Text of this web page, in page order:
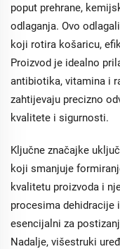
poput prehrane,
odlaganja. Ovo
koji rotira košaricu,
Proizvod je idealno
antibiotika, vitamina i
zahtijevaju precizno
kvalitete i sigurnosti.
Ključne značajke
koji smanjuje
kvalitetu proizvoda i
procesima
esencijalni za
Nadalje, višestruki